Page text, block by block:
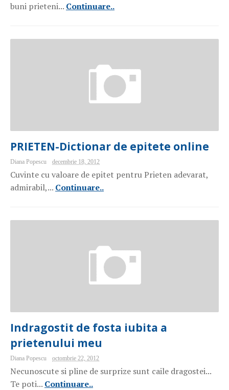
buni prieteni... Continuare..
PRIETEN-Dictionar de epitete online
Diana Popescu decembrie 18, 2012
Cuvinte cu valoare de epitet pentru Prieten adevarat,
admirabil,... Continuare..
Indragostit de fosta iubita a
prietenului meu
Diana Popescu octombrie 22, 2012
Necunoscute si pline de surprize sunt caile dragostei...
Te poti... Continuare..